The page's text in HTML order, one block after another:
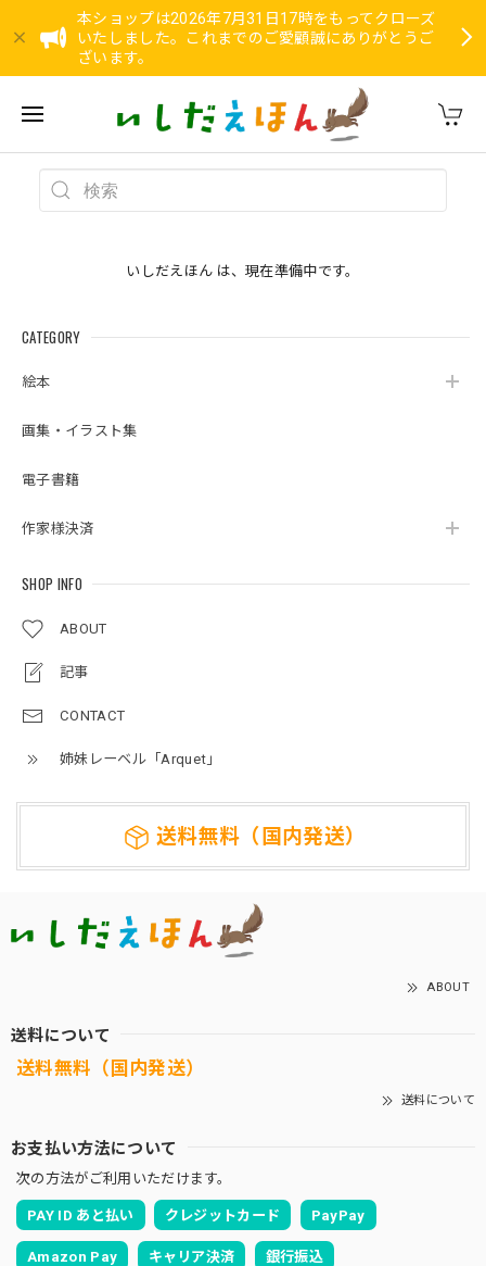
本ショップは2026年7月31日17時をもってクローズ
いたしました。これまでのご愛顧誠にありがとうご
ざいます。
CATEGORY
絵本
画集・イラスト集
電子書籍
作家様決済
SHOP INFO
ABOUT
記事
CONTACT
姉妹レーベル「Arquet」
送料無料（国内発送）
いしだえほん は、現在準備中です。
ABOUT
送料について
送料無料（国内発送）
送料について
お支払い方法について
次の方法がご利用いただけます。
PAY ID あと払い クレジットカード PayPay
Amazon Pay キャリア決済 銀行振込